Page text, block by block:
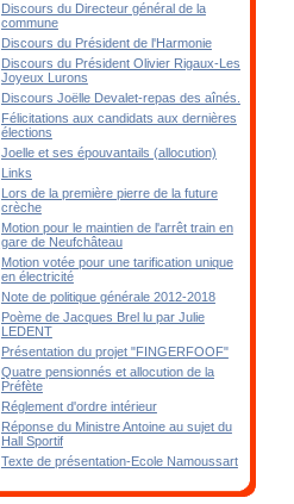
Discours du Directeur général de la
commune
Discours du Président de l'Harmonie
Discours du Président Olivier Rigaux-Les
Joyeux Lurons
Discours Joëlle Devalet-repas des aînés.
Félicitations aux candidats aux dernières
élections
Joelle et ses épouvantails (allocution)
Links
Lors de la première pierre de la future
crèche
Motion pour le maintien de l'arrêt train en
gare de Neufchâteau
Motion votée pour une tarification unique
en électricité
Note de politique générale 2012-2018
Poème de Jacques Brel lu par Julie
LEDENT
Présentation du projet "FINGERFOOF"
Quatre pensionnés et allocution de la
Préfète
Réglement d'ordre intérieur
Réponse du Ministre Antoine au sujet du
Hall Sportif
Texte de présentation-Ecole Namoussart